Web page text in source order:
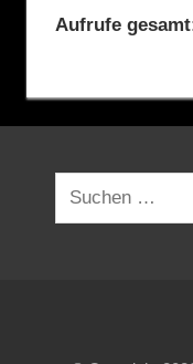
Aufrufe
Suchen
nach: